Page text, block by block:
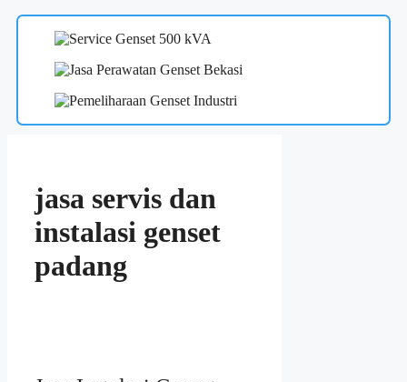
jasa servis dan
instalasi genset
padang